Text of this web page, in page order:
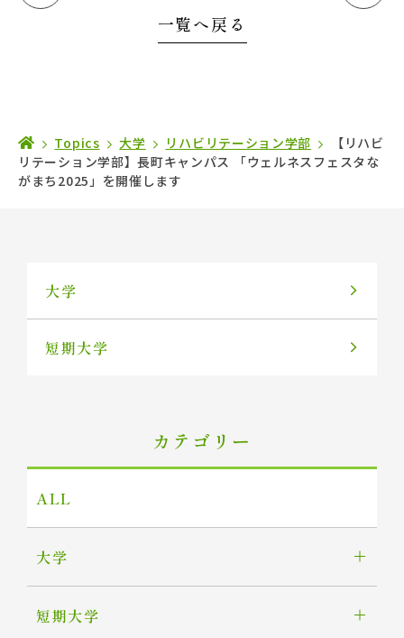
一覧へ戻る
Topics 大学 リハビリテーション学部
【リハビ
リテーション学部】長町キャンパス 「ウェルネスフェスタな
がまち2025」を開催します
大学
短期大学
カテゴリー
ALL
大学
短期大学